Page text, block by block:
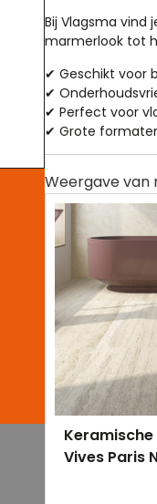
Bij Vlagsma vind
marmerlook tot
✔ Geschikt voor
✔
✔ Perfect voor
✔ Grote
Vives Paris